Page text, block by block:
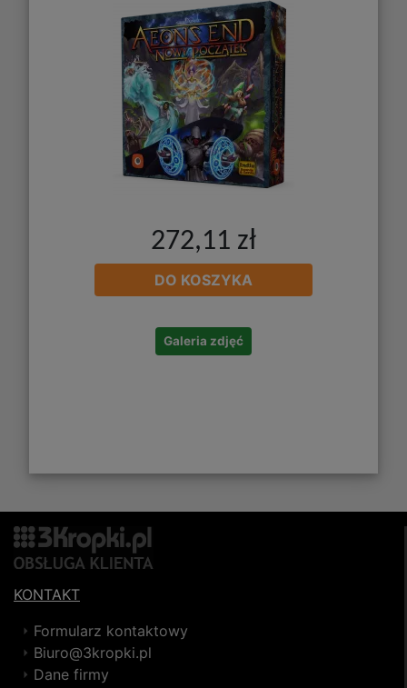
272,11 zł
DO KOSZYKA
Galeria zdjęć
KONTAKT
Formularz kontaktowy
Biuro@3kropki.pl
Dane firmy